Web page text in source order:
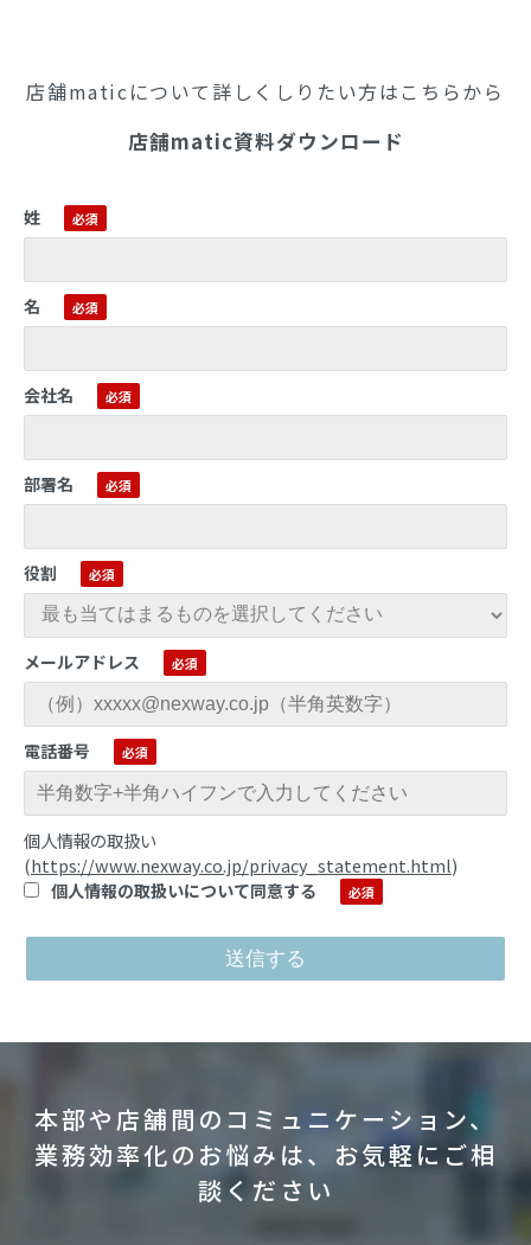
店舗maticについて詳しくしりたい方はこちらから
店舗matic資料ダウンロード
姓
名
会社名
部署名
役割
メールアドレス
電話番号
個人情報の取扱い
(https://www.nexway.co.jp/privacy_statement.html)
個人情報の取扱いについて同意する
本部や店舗間のコミュニケーション、
業務効率化のお悩みは、お気軽にご相
談ください